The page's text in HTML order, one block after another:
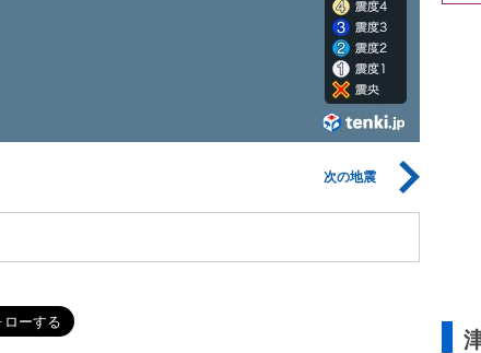
次の地震